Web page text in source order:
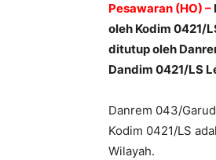
Pesawaran (HO) –
oleh Kodim 0421/
ditutup oleh
Dandim 0421/LS
Danrem 043/
Kodim 0421/LS
Wilayah.